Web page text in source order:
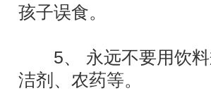
孩子误食。
5、 永远不要用饮料
洁剂、农药等。